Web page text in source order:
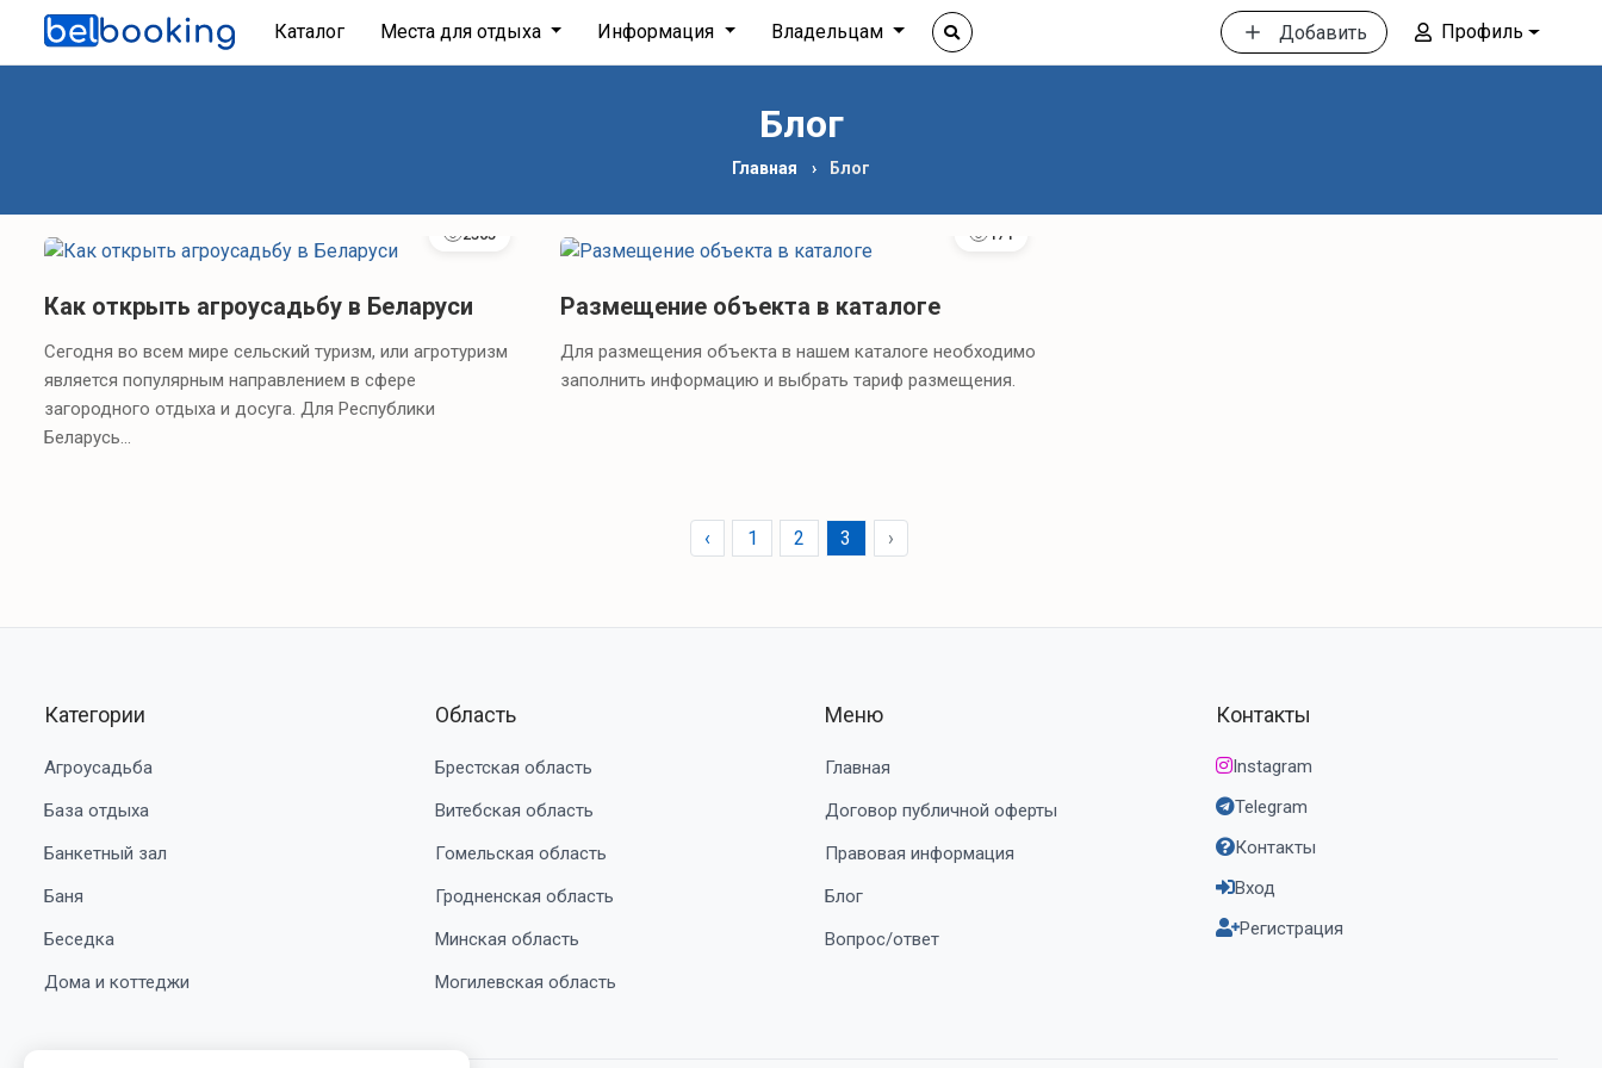
Каталог Места для отдыха Информация Владельцам Добавить Профиль
Блог
Главная Блог
2365
Как открыть агроусадьбу в Беларуси
Сегодня во всем мире сельский туризм, или агротуризм
является популярным направлением в сфере
загородного отдыха и досуга. Для Республики
Беларусь...
171
Размещение объекта в каталоге
Для размещения объекта в нашем каталоге необходимо
заполнить информацию и выбрать тариф размещения.
‹ 1 2 3 ›
Категории
Агроусадьба
База отдыха
Банкетный зал
Баня
Беседка
Дома и коттеджи
Область
Брестская область
Витебская область
Гомельская область
Гродненская область
Минская область
Могилевская область
Меню
Главная
Договор публичной оферты
Правовая информация
Блог
Вопрос/ответ
Контакты
Instagram
Telegram
Контакты
Вход
Регистрация